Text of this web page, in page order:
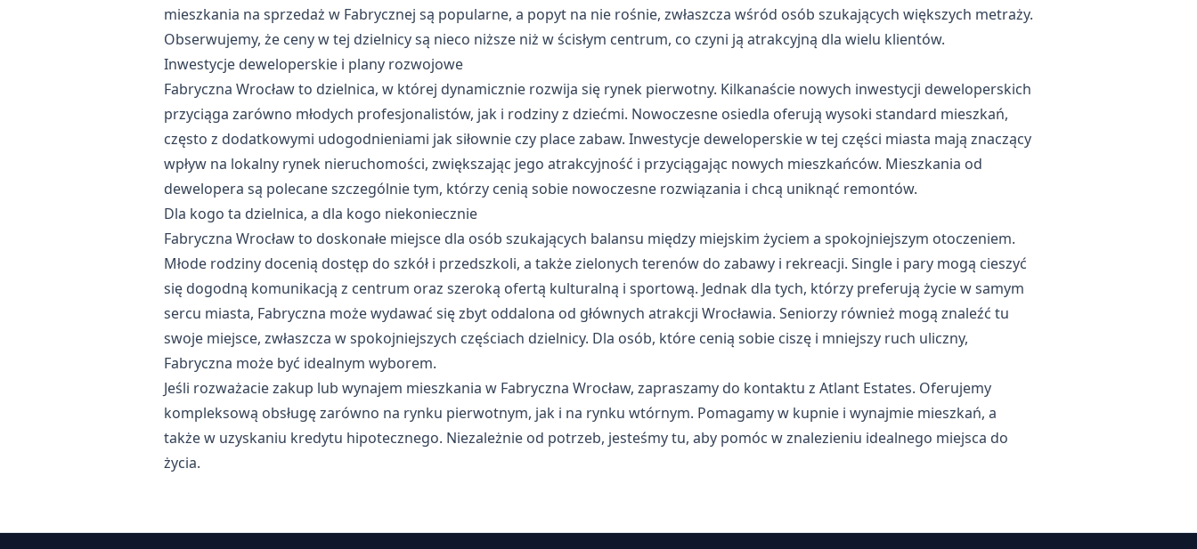
mieszkania na sprzedaż w Fabrycznej są popularne, a popyt na nie rośnie, zwłaszcza wśród osób szukających większych metraży.
Obserwujemy, że ceny w tej dzielnicy są nieco niższe niż w ścisłym centrum, co czyni ją atrakcyjną dla wielu klientów.
Inwestycje deweloperskie i plany rozwojowe
Fabryczna Wrocław to dzielnica, w której dynamicznie rozwija się rynek pierwotny. Kilkanaście nowych inwestycji deweloperskich
przyciąga zarówno młodych profesjonalistów, jak i rodziny z dziećmi. Nowoczesne osiedla oferują wysoki standard mieszkań,
często z dodatkowymi udogodnieniami jak siłownie czy place zabaw. Inwestycje deweloperskie w tej części miasta mają znaczący
wpływ na lokalny rynek nieruchomości, zwiększając jego atrakcyjność i przyciągając nowych mieszkańców. Mieszkania od
dewelopera są polecane szczególnie tym, którzy cenią sobie nowoczesne rozwiązania i chcą uniknąć remontów.
Dla kogo ta dzielnica, a dla kogo niekoniecznie
Fabryczna Wrocław to doskonałe miejsce dla osób szukających balansu między miejskim życiem a spokojniejszym otoczeniem.
Młode rodziny docenią dostęp do szkół i przedszkoli, a także zielonych terenów do zabawy i rekreacji. Single i pary mogą cieszyć
się dogodną komunikacją z centrum oraz szeroką ofertą kulturalną i sportową. Jednak dla tych, którzy preferują życie w samym
sercu miasta, Fabryczna może wydawać się zbyt oddalona od głównych atrakcji Wrocławia. Seniorzy również mogą znaleźć tu
swoje miejsce, zwłaszcza w spokojniejszych częściach dzielnicy. Dla osób, które cenią sobie ciszę i mniejszy ruch uliczny,
Fabryczna może być idealnym wyborem.
Jeśli rozważacie zakup lub wynajem mieszkania w Fabryczna Wrocław, zapraszamy do kontaktu z Atlant Estates. Oferujemy
kompleksową obsługę zarówno na rynku pierwotnym, jak i na rynku wtórnym. Pomagamy w kupnie i wynajmie mieszkań, a
także w uzyskaniu kredytu hipotecznego. Niezależnie od potrzeb, jesteśmy tu, aby pomóc w znalezieniu idealnego miejsca do
życia.